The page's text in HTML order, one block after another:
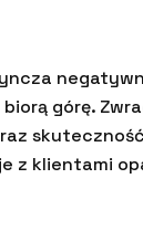
górę.
z klientami